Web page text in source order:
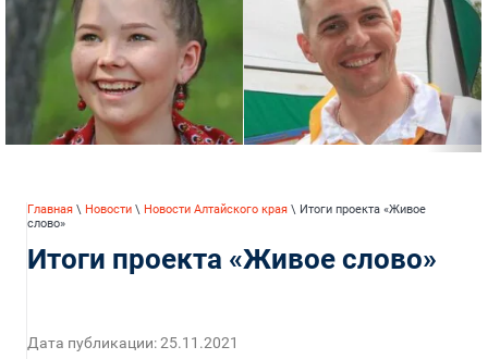
Главная \ Новости \ Новости Алтайского края \ Итоги проекта «Живое
слово»
Итоги проекта «Живое слово»
Дата публикации: 25.11.2021